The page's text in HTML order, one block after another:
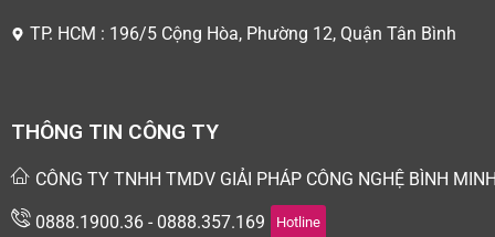
TP. HCM : 196/5 Cộng Hòa, Phường 12, Quận Tân Bình
THÔNG TIN CÔNG TY
CÔNG TY TNHH TMDV GIẢI PHÁP CÔNG NGHỆ BÌNH
0888.1900.36 - 0888.357.169 Hotline